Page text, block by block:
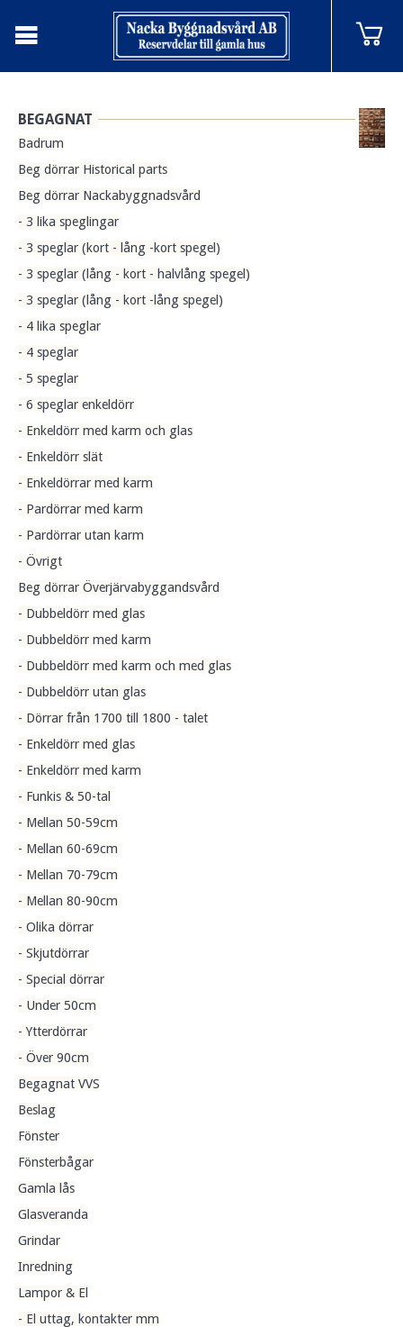
BEGAGNAT
Badrum
Beg dörrar Historical parts
Beg dörrar Nackabyggnadsvård
- 3 lika speglingar
- 3 speglar (kort - lång -kort spegel)
- 3 speglar (lång - kort - halvlång spegel)
- 3 speglar (lång - kort -lång spegel)
- 4 lika speglar
- 4 speglar
- 5 speglar
- 6 speglar enkeldörr
- Enkeldörr med karm och glas
- Enkeldörr slät
- Enkeldörrar med karm
- Pardörrar med karm
- Pardörrar utan karm
- Övrigt
Beg dörrar Överjärvabyggandsvård
- Dubbeldörr med glas
- Dubbeldörr med karm
- Dubbeldörr med karm och med glas
- Dubbeldörr utan glas
- Dörrar från 1700 till 1800 - talet
- Enkeldörr med glas
- Enkeldörr med karm
- Funkis & 50-tal
- Mellan 50-59cm
- Mellan 60-69cm
- Mellan 70-79cm
- Mellan 80-90cm
- Olika dörrar
- Skjutdörrar
- Special dörrar
- Under 50cm
- Ytterdörrar
- Över 90cm
Begagnat VVS
Beslag
Fönster
Fönsterbågar
Gamla lås
Glasveranda
Grindar
Inredning
Lampor & El
- El uttag, kontakter mm